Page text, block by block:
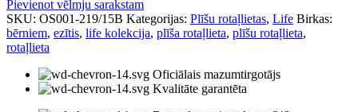
cepurē
daudzums
Pievienot vēlmju sarakstam
SKU: OS001-219/15B Kategorijas: Plīšu rotaļlietas, Life Birkas:
bērniem, ezītis, life kolekcija, plīša rotaļlieta, plīšu rotaļlieta,
rotaļlieta
Oficiālais mazumtirgotājs
Kvalitāte garantēta